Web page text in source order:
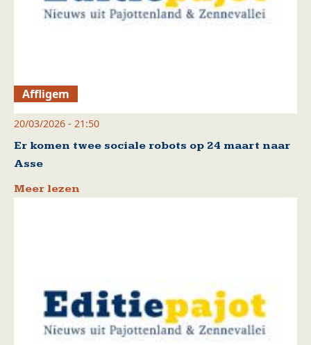
Affligem
20/03/2026 - 21:50
Er komen twee sociale robots op 24 maart naar
Asse
Meer lezen